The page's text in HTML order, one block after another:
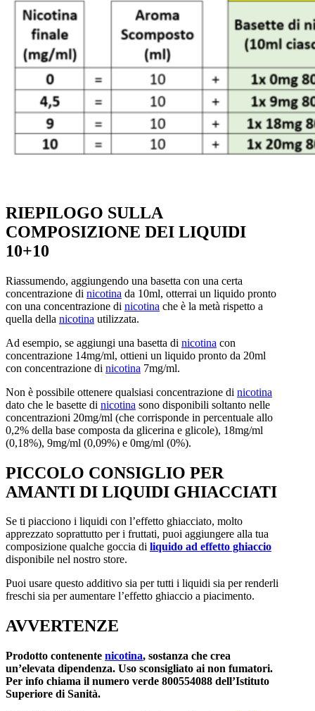
RIEPILOGO SULLA
COMPOSIZIONE DEI LIQUIDI
10+10
Riassumendo, aggiungendo una basetta con una certa
concentrazione di nicotina da 10ml, otterrai un liquido pronto
con una concentrazione di nicotina che è la metà rispetto a
quella della nicotina utilizzata.
Ad esempio, se aggiungi una basetta di nicotina con
concentrazione 14mg/ml, ottieni un liquido pronto da 20ml
con concentrazione di nicotina 7mg/ml.
Non è possibile ottenere qualsiasi concentrazione di nicotina
dato che le basette di nicotina sono disponibili soltanto nelle
concentrazioni 20mg/ml (che corrisponde in percentuale allo
0,2% della base composta da glicerina e glicole), 18mg/ml
(0,18%), 9mg/ml (0,09%) e 0mg/ml (0%).
PICCOLO CONSIGLIO PER
AMANTI DI LIQUIDI GHIACCIATI
Se ti piacciono i liquidi con l’effetto ghiacciato, molto
apprezzato soprattutto per i fruttati, puoi aggiungere alla tua
composizione qualche goccia di liquido ad effetto ghiaccio
disponibile nel nostro store.
Puoi usare questo additivo sia per tutti i liquidi sia per renderli
freschi sia per aumentare l’effetto ghiaccio a piacimento.
AVVERTENZE
Prodotto contenente nicotina, sostanza che crea
un’elevata dipendenza. Uso sconsigliato ai non fumatori.
Per info chiama il numero verde 800554088 dell’Istituto
Superiore di Sanità.